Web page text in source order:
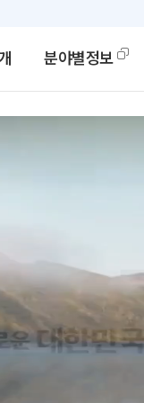
분야별정보